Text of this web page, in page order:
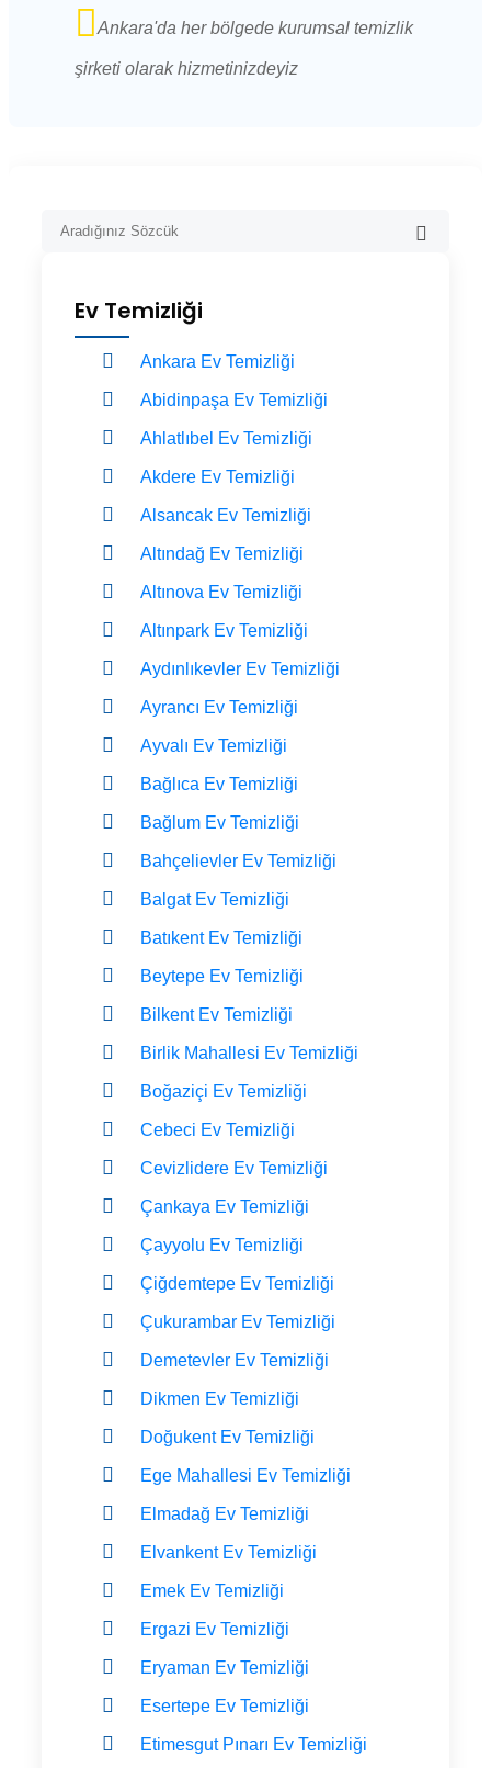
Ankara'da her bölgede kurumsal temizlik
şirketi olarak hizmetinizdeyiz
Ev Temizliği
Ankara Ev Temizliği
Abidinpaşa Ev Temizliği
Ahlatlıbel Ev Temizliği
Akdere Ev Temizliği
Alsancak Ev Temizliği
Altındağ Ev Temizliği
Altınova Ev Temizliği
Altınpark Ev Temizliği
Aydınlıkevler Ev Temizliği
Ayrancı Ev Temizliği
Ayvalı Ev Temizliği
Bağlıca Ev Temizliği
Bağlum Ev Temizliği
Bahçelievler Ev Temizliği
Balgat Ev Temizliği
Batıkent Ev Temizliği
Beytepe Ev Temizliği
Bilkent Ev Temizliği
Birlik Mahallesi Ev Temizliği
Boğaziçi Ev Temizliği
Cebeci Ev Temizliği
Cevizlidere Ev Temizliği
Çankaya Ev Temizliği
Çayyolu Ev Temizliği
Çiğdemtepe Ev Temizliği
Çukurambar Ev Temizliği
Demetevler Ev Temizliği
Dikmen Ev Temizliği
Doğukent Ev Temizliği
Ege Mahallesi Ev Temizliği
Elmadağ Ev Temizliği
Elvankent Ev Temizliği
Emek Ev Temizliği
Ergazi Ev Temizliği
Eryaman Ev Temizliği
Esertepe Ev Temizliği
Etimesgut Pınarı Ev Temizliği